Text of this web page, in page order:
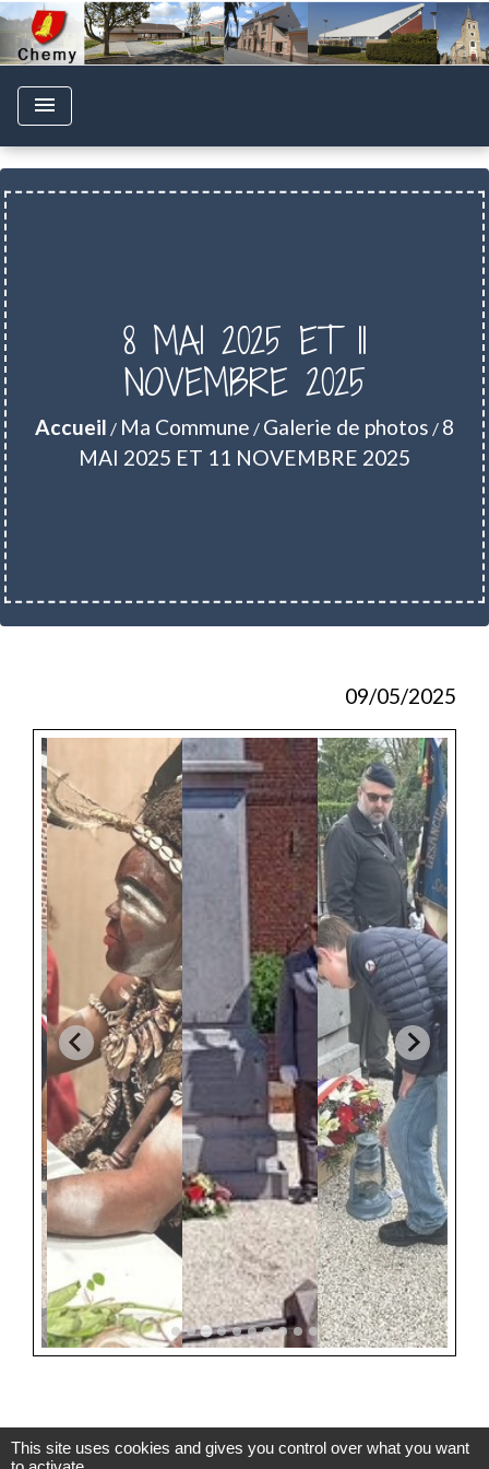
menu
8 MAI 2025 ET 11
NOVEMBRE 2025
Accueil / Ma Commune / Galerie de photos / 8
MAI 2025 ET 11 NOVEMBRE 2025
09/05/2025
This site uses cookies and gives you control over what you want